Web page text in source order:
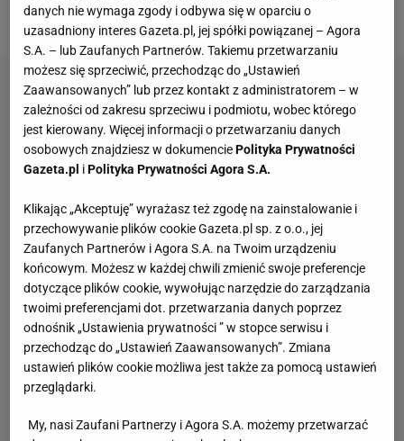
"3" na plecach.
danych nie wymaga zgody i odbywa się w oparciu o
uzasadniony interes Gazeta.pl, jej spółki powiązanej – Agora
S.A. – lub Zaufanych Partnerów. Takiemu przetwarzaniu
możesz się sprzeciwić, przechodząc do „Ustawień
Zaawansowanych” lub przez kontakt z administratorem – w
zależności od zakresu sprzeciwu i podmiotu, wobec którego
jest kierowany. Więcej informacji o przetwarzaniu danych
osobowych znajdziesz w dokumenciePolityka Prywatności
Gazeta.pl iPolityka Prywatności Agora S.A.
Klikając „Akceptuję” wyrażasz też zgodę na zainstalowanie i
przechowywanie plików cookie Gazeta.pl sp. z o.o., jej
Zaufanych Partnerów i Agora S.A. na Twoim urządzeniu
końcowym. Możesz w każdej chwili zmienić swoje preferencje
dotyczące plików cookie, wywołując narzędzie do zarządzania
twoimi preferencjami dot. przetwarzania danych poprzez
odnośnik „Ustawienia prywatności ” w stopce serwisu i
przechodząc do „Ustawień Zaawansowanych”. Zmiana
ustawień plików cookie możliwa jest także za pomocą ustawień
przeglądarki.
My, nasi Zaufani Partnerzy i Agora S.A. możemy przetwarzać